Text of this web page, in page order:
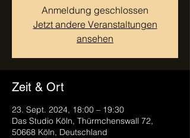
Anmeldung geschlossen
Jetzt andere Veranstaltungen
ansehen
Zeit & Ort
23. Sept. 2024, 18:00 – 19:30
Das Studio Köln, Thürmchenswall 72,
50668 Köln, Deutschland